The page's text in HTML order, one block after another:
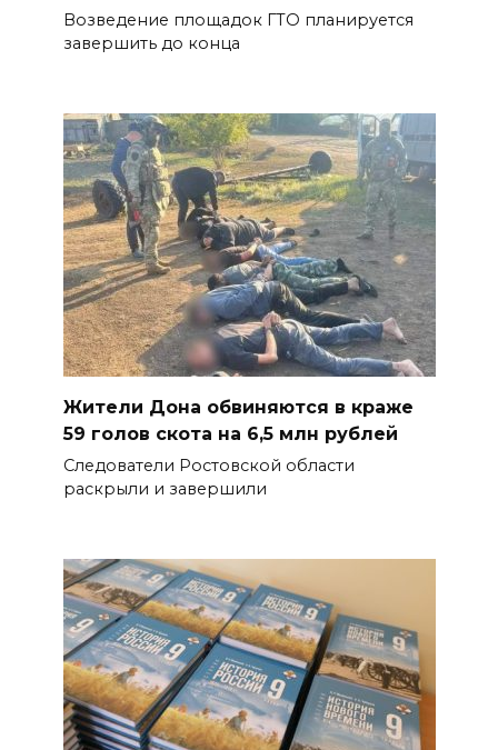
Возведение площадок ГТО планируется
завершить до конца
Жители Дона обвиняются в краже
59 голов скота на 6,5 млн рублей
Следователи Ростовской области
раскрыли и завершили